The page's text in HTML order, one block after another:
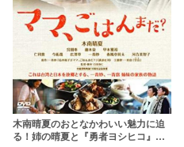
木南晴夏のおとなかわいい魅力に迫
る！姉の晴夏と『勇者ヨシヒコ』で